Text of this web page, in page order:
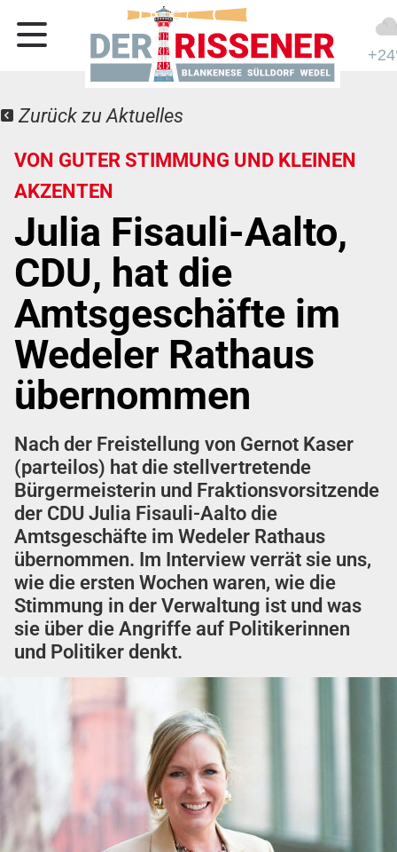
Zurück zu Aktuelles
VON GUTER STIMMUNG UND KLEINEN
AKZENTEN
Julia Fisauli-Aalto,
CDU, hat die
Amtsgeschäfte im
Wedeler Rathaus
übernommen
Nach der Freistellung von Gernot Kaser
(parteilos) hat die stellvertretende
Bürgermeisterin und Fraktionsvorsitzende
der CDU Julia Fisauli-Aalto die
Amtsgeschäfte im Wedeler Rathaus
übernommen. Im Interview verrät sie uns,
wie die ersten Wochen waren, wie die
Stimmung in der Verwaltung ist und was
sie über die Angriffe auf Politikerinnen
und Politiker denkt.